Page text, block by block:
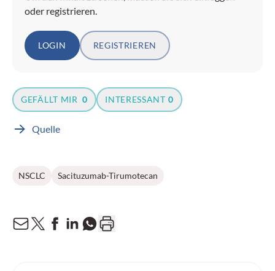
oder registrieren.
LOGIN REGISTRIEREN
GEFÄLLT MIR 0 INTERESSANT 0
Quelle
NSCLC Sacituzumab-Tirumotecan